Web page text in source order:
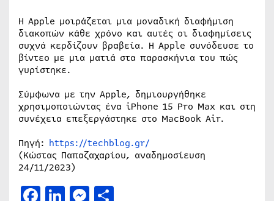
Η Apple μοιράζεται μια μοναδική διαφήμιση
διακοπών κάθε χρόνο και αυτές οι διαφημίσεις
συχνά κερδίζουν βραβεία. Η Apple συνόδευσε το
βίντεο με μια ματιά στα παρασκήνια του πώς
γυρίστηκε.
Σύμφωνα με την Apple, δημιουργήθηκε
χρησιμοποιώντας ένα iPhone 15 Pro Max και στη
συνέχεια επεξεργάστηκε στο MacBook Air.
Πηγή: https://techblog.gr/
(Κώστας Παπαζαχαρίου, αναδημοσίευση
24/11/2023)
Facebook
LinkedIn
Messenger